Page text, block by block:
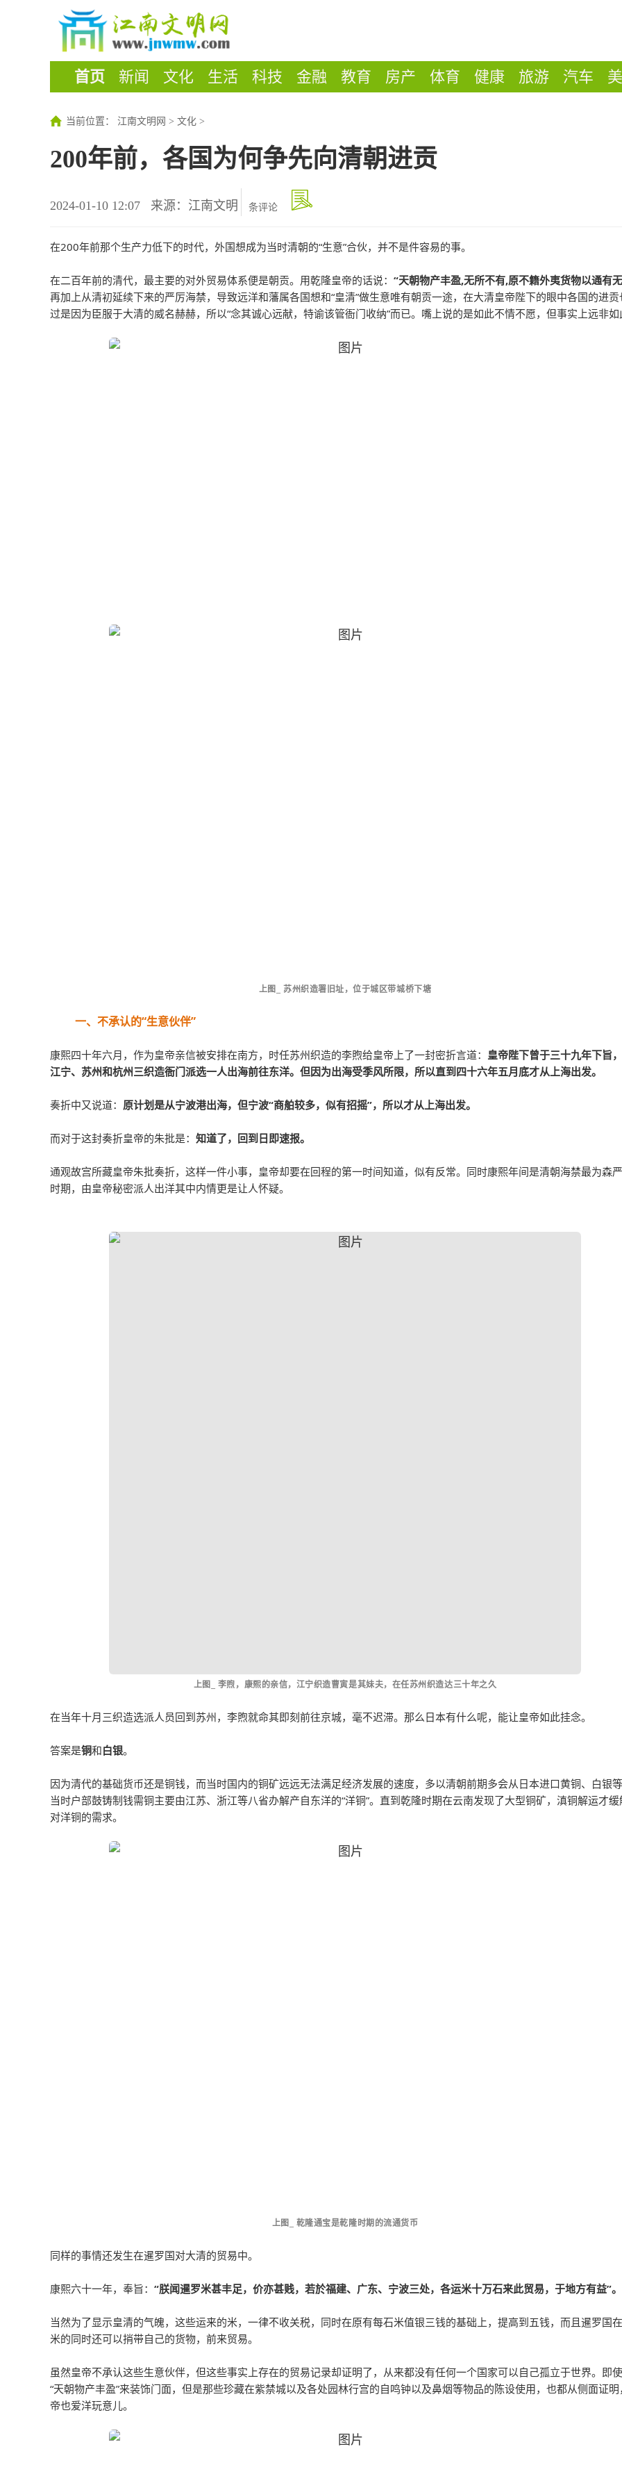
首页 新闻 文化 生活 科技 金融 教育 房产 体育 健康 旅游 汽车
当前位置： 江南文明网 > 文化 >
200年前，各国为何争先向清朝进贡
2024-01-10 12:07 来源：江南文明 条评论
在200年前那个生产力低下的时代，外国想成为当时清朝的“生意”合伙，并不是件容易的事。
在二百年前的清代，最主要的对外贸易体系便是朝贡。用乾隆皇帝的话说： “天朝物产丰盈,无所不有,原不籍外夷货物以通有
再加上从清初延续下来的严厉海禁，导致远洋和藩属各国想和“皇清”做生意唯有朝贡一途，在大清皇帝陛下的眼中各国的进贡
过是因为臣服于大清的威名赫赫，所以“念其诚心远献，特谕该管衙门收纳”而已。嘴上说的是如此不情不愿，但事实上远非如
上图_ 苏州织造署旧址，位于城区带城桥下塘
一、不承认的“生意伙伴”
康熙四十年六月，作为皇帝亲信被安排在南方，时任苏州织造的李煦给皇帝上了一封密折言道： 皇帝陛下曾于三十九年下旨
江宁、苏州和杭州三织造衙门派选一人出海前往东洋。但因为出海受季风所限，所以直到四十六年五月底才从上海出发。
奏折中又说道： 原计划是从宁波港出海，但宁波“商舶较多，似有招摇”，所以才从上海出发。
而对于这封奏折皇帝的朱批是： 知道了，回到日即速报。
通观故宫所藏皇帝朱批奏折，这样一件小事，皇帝却要在回程的第一时间知道，似有反常。同时康熙年间是清朝海禁最为森
时期，由皇帝秘密派人出洋其中内情更是让人怀疑。
上图_ 李煦，康熙的亲信，江宁织造曹寅是其妹夫，在任苏州织造达三十年之久
在当年十月三织造选派人员回到苏州，李煦就命其即刻前往京城，毫不迟滞。那么日本有什么呢，能让皇帝如此挂念。
答案是铜和白银。
因为清代的基础货币还是铜钱，而当时国内的铜矿远远无法满足经济发展的速度，多以清朝前期多会从日本进口黄铜、白银等
当时户部鼓铸制钱需铜主要由江苏、浙江等八省办解产自东洋的“洋铜”。直到乾隆时期在云南发现了大型铜矿，滇铜解运才缓
对洋铜的需求。
上图_ 乾隆通宝是乾隆时期的流通货币
同样的事情还发生在暹罗国对大清的贸易中。
康熙六十一年，奉旨： “朕闻暹罗米甚丰足，价亦甚贱，若於福建、广东、宁波三处，各运米十万石来此贸易，于地方有益”。
当然为了显示皇清的气魄，这些运来的米，一律不收关税，同时在原有每石米值银三钱的基础上，提高到五钱，而且暹罗国
米的同时还可以捎带自己的货物，前来贸易。
虽然皇帝不承认这些生意伙伴，但这些事实上存在的贸易记录却证明了，从来都没有任何一个国家可以自己孤立于世界。即
“天朝物产丰盈”来装饰门面，但是那些珍藏在紫禁城以及各处园林行宫的自鸣钟以及鼻烟等物品的陈设使用，也都从侧面证明
帝也爱洋玩意儿。